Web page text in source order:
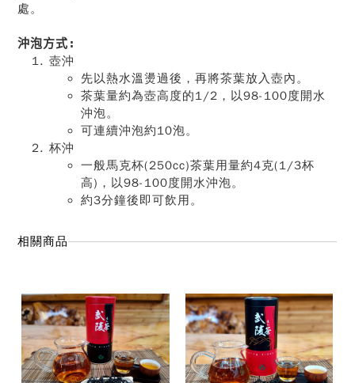
處。
沖泡方式:
壺沖
先以熱水溫燙過後，再將茶葉放入壺內。
茶葉量約為壺高度的1/2，以98-100度開水
沖泡。
可連續沖泡約10泡。
杯沖
一般馬克杯(250cc)茶葉用量約4克(1/3杯
高)，以98-100度開水沖泡。
約3分鐘後即可飲用。
相關商品